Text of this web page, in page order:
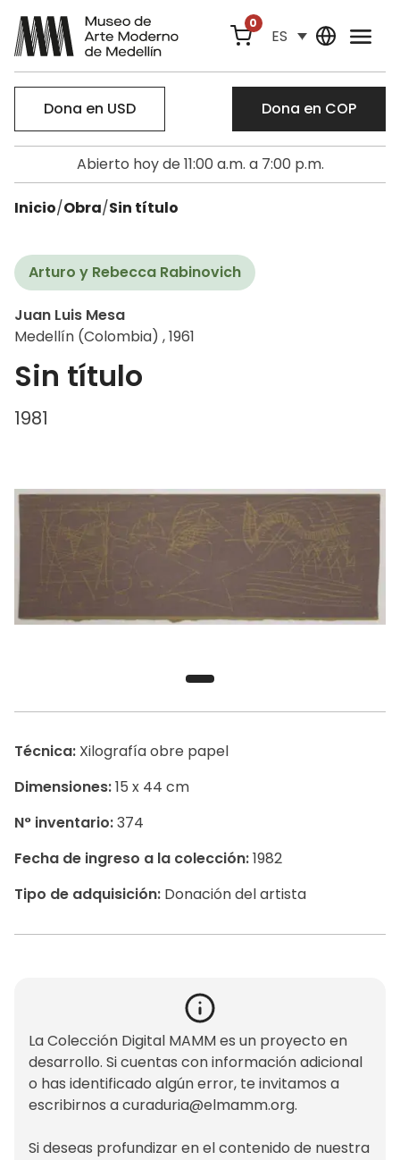
0
ES
Dona en USD Dona en COP
Abierto hoy de 11:00 a.m. a 7:00 p.m.
Inicio/Obra/Sin título
Arturo y Rebecca Rabinovich
Juan Luis Mesa
Medellín (Colombia) , 1961
Sin título
1981
Técnica: Xilografía obre papel
Dimensiones:15 x 44 cm
N° inventario:374
Fecha de ingreso a la colección:1982
Tipo de adquisición: Donación del artista
La Colección Digital MAMM es un proyecto en
desarrollo. Si cuentas con información adicional
o has identificado algún error, te invitamos a
escribirnos acuraduria@elmamm.org.
Si deseas profundizar en el contenido de nuestra